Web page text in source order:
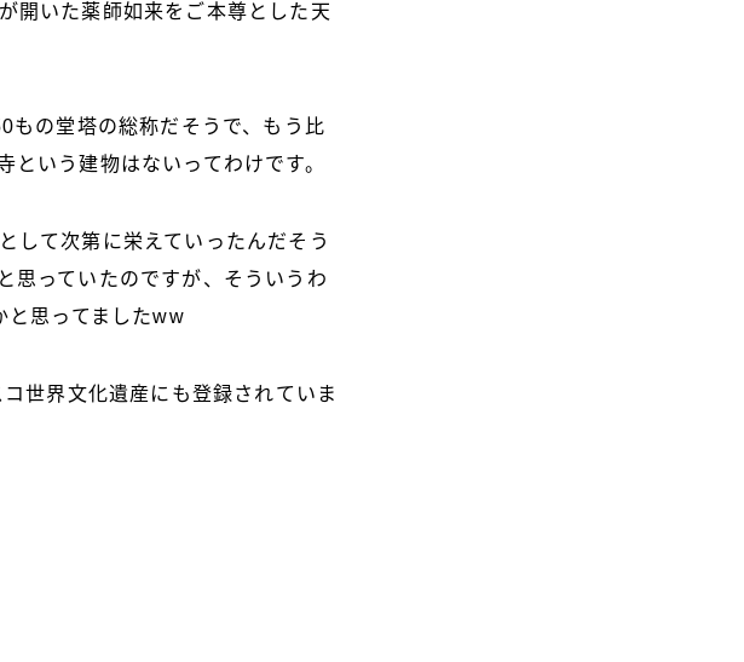
開いた薬師如来をご本尊とした天
もの堂塔の総称だそうで、もう比
いう建物はないってわけです。
して次第に栄えていったんだそう
思っていたのですが、そういうわ
と思ってましたww
世界文化遺産にも登録されていま